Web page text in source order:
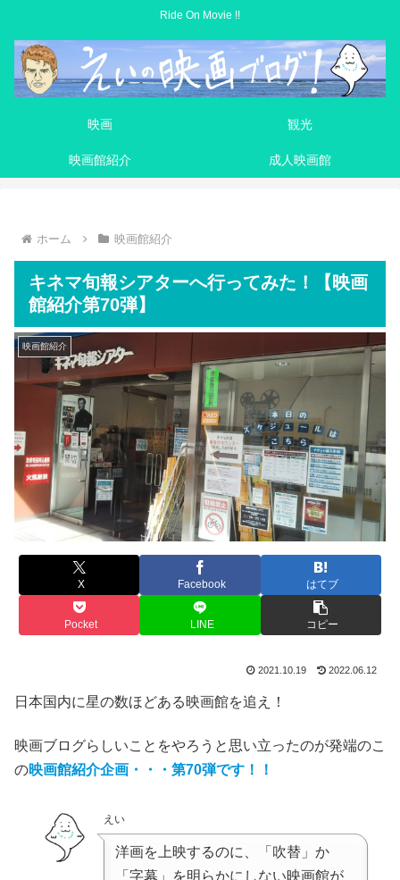
Ride On Movie !!
映画 観光
映画館紹介 成人映画館
ホーム 映画館紹介
キネマ旬報シアターへ行ってみた！【映画
館紹介第70弾】
映画館紹介
X Facebook はてブ
Pocket LINE コピー
2021.10.19 2022.06.12
日本国内に星の数ほどある映画館を追え！
映画ブログらしいことをやろうと思い立ったのが発端のこ
の映画館紹介企画 ・・・ 第70弾です！！
えい
洋画を上映するのに、「吹替」か
「字幕」を明らかにしない映画館が